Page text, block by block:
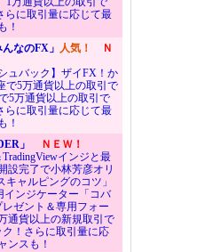
らに取引量に応じて最
！
なのFX」 人気！
Ｎ
ュバック】ザイFX！か
で5万通貨以上の取引で
5万通貨以上の取引で
らに取引量に応じて最
！
」
ＮＥＷ！
インジと最
設完了で小林芳彦オリ
ャルピングのコツ」
インジケーター「コバ
ゼント＆専用フォー
通貨以上の新規取引で
！さらに取引量に応
ンスも！